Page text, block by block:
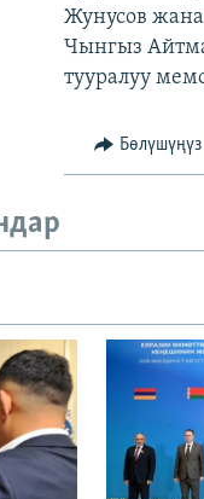
Жунусов
Чынгыз
тууралуу
Бөлүшүңүз